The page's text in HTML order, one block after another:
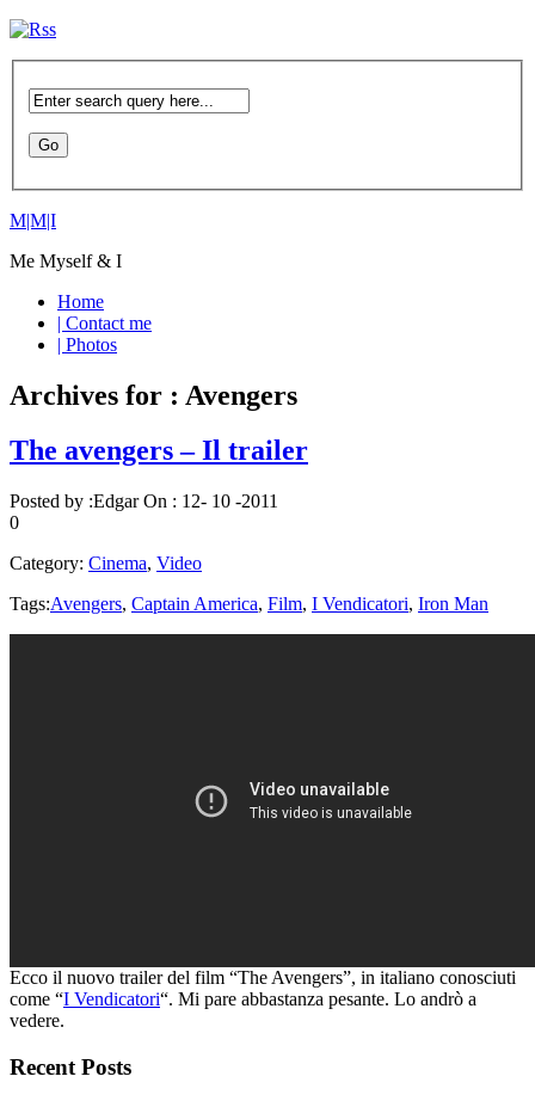
M|M|I
Me Myself & I
Home
| Contact me
| Photos
Archives for : Avengers
The avengers – Il trailer
Posted by :EdgarOn : 12- 10 -2011
0
Category: Cinema, Video
Tags:Avengers, Captain America, Film, I Vendicatori, Iron Man
Ecco il nuovo trailer del film “The Avengers”, in italiano conosciuti
come “I Vendicatori“. Mi pare abbastanza pesante. Lo andrò a
vedere.
Recent Posts